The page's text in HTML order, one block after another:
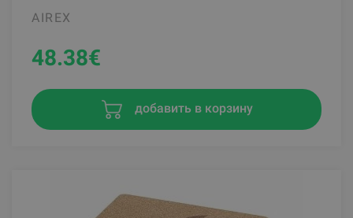
AIREX
48.38€
добавить в корзину